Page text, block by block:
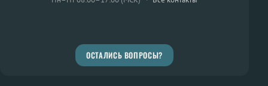
ОСТАЛИСЬ ВОПРОСЫ?